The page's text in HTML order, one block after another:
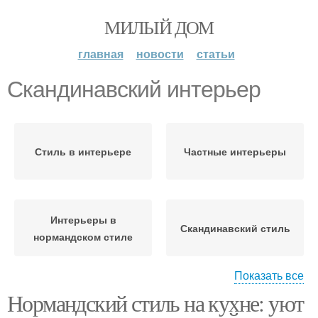
МИЛЫЙ ДОМ
главная новости статьи
Скандинавский интерьер
Стиль в интерьере Частные интерьеры
Интерьеры в
нормандском стиле
Скандинавский стиль
Нормандский интерьер Мебель в интерьере
Показать все
Нормандский стиль на кухне: уют